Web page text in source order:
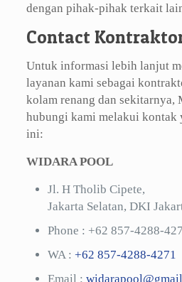
dengan pihak-pihak terkait
Contact
Untuk informasi lebih lanjut
layanan kami sebagai
kolam renang dan sekitarnya,
hubungi kami melakui kontak
ini:
WIDARA POOL
Jl. H Tholib Cipete,
Jakarta Selatan, DKI
Phone : +62 857-4288-
WA : +62 857-4288-4271
Email :